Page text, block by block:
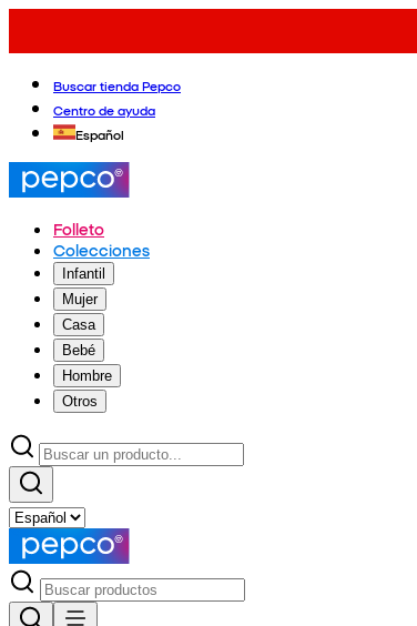
Buscar tienda Pepco
Centro de ayuda
Español
Folleto
Colecciones
Infantil
Mujer
Casa
Bebé
Hombre
Otros